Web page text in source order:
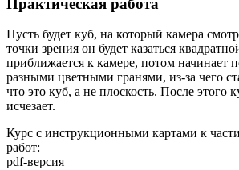
Пусть будет куб, на который камера
точки зрения он будет казаться
приближается к камере, потом начинает
разными цветными гранями, из-за чего
что это куб, а не плоскость. После этого
исчезает.
Курс с инструкционными картами к
работ:
pdf-версия